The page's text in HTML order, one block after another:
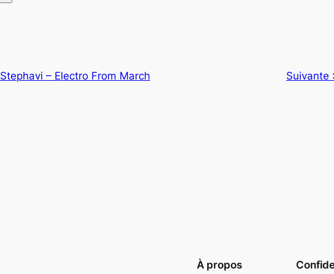
Stephavi – Electro From March Suivante
À propos